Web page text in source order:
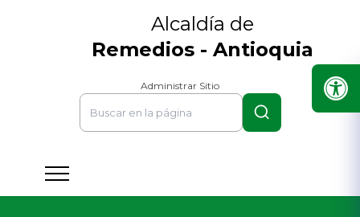
Alcaldía de
Remedios - Antioquia
Administrar Sitio